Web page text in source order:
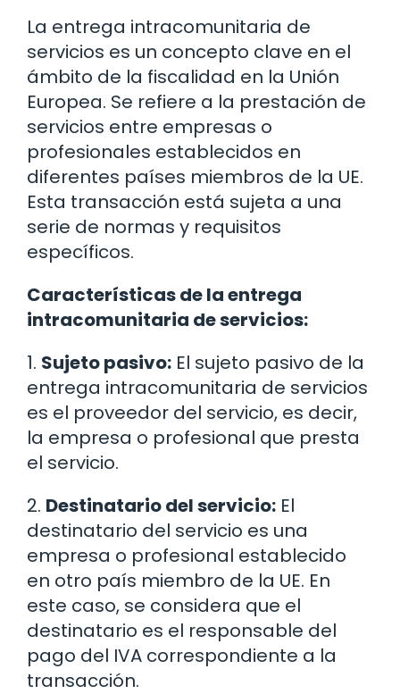
La entrega intracomunitaria de
servicios es un concepto clave en el
ámbito de la fiscalidad en la Unión
Europea. Se refiere a la prestación de
servicios entre empresas o
profesionales establecidos en
diferentes países miembros de la UE.
Esta transacción está sujeta a una
serie de normas y requisitos
específicos.
Características de la entrega
intracomunitaria de servicios:
1. Sujeto pasivo: El sujeto pasivo de la
entrega intracomunitaria de servicios
es el proveedor del servicio, es decir,
la empresa o profesional que presta
el servicio.
2. Destinatario del servicio: El
destinatario del servicio es una
empresa o profesional establecido
en otro país miembro de la UE. En
este caso, se considera que el
destinatario es el responsable del
pago del IVA correspondiente a la
transacción.